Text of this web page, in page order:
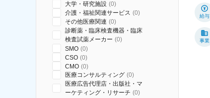
大学・研究施設 (0)
介護・福祉関連サービス (0)
その他医療関連 (0)
診断薬・臨床検査機器・臨床
検査試薬メーカー (0)
SMO (0)
CSO (0)
CMO (0)
医療コンサルティング (0)
医療広告代理店・出版社・マ
ーケティング・リサーチ (0)
給与
事業